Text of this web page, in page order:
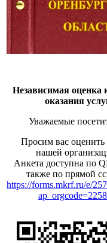
Независимая оценка
оказания
Уважаемые
Просим вас оценить
нашей
Анкета доступна по
также по прямой
https://forms.mkrf.ru/e/